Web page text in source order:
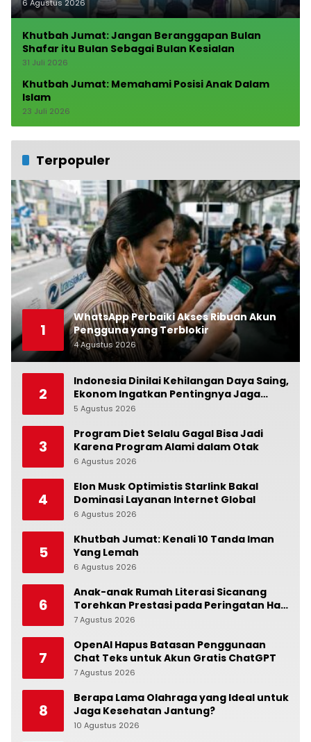
6 Agustus 2026
Khutbah Jumat: Jangan Beranggapan Bulan
Shafar itu Bulan Sebagai Bulan Kesialan
31 Juli 2026
Khutbah Jumat: Memahami Posisi Anak Dalam
Islam
23 Juli 2026
Terpopuler
1
WhatsApp Perbaiki Akses Ribuan Akun
Pengguna yang Terblokir
4 Agustus 2026
2
Indonesia Dinilai Kehilangan Daya Saing,
Ekonom Ingatkan Pentingnya Jaga
Independensi Bank Indonesia
5 Agustus 2026
3
Program Diet Selalu Gagal Bisa Jadi
Karena Program Alami dalam Otak
6 Agustus 2026
4
Elon Musk Optimistis Starlink Bakal
Dominasi Layanan Internet Global
6 Agustus 2026
5
Khutbah Jumat: Kenali 10 Tanda Iman
Yang Lemah
6 Agustus 2026
6
Anak-anak Rumah Literasi Sicanang
Torehkan Prestasi pada Peringatan Hari
Anak Nasional di Kecamatan Medan
7 Agustus 2026
7
OpenAI Hapus Batasan Penggunaan
Chat Teks untuk Akun Gratis ChatGPT
7 Agustus 2026
8
Berapa Lama Olahraga yang Ideal untuk
Jaga Kesehatan Jantung?
10 Agustus 2026